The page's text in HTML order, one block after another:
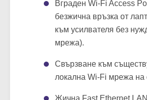
Вграден Wi-Fi Access
безжична връзка от
към усилвателя без
мрежа).
Свързване към
локална Wi-Fi мрежа на
Жична Fast Ethernet